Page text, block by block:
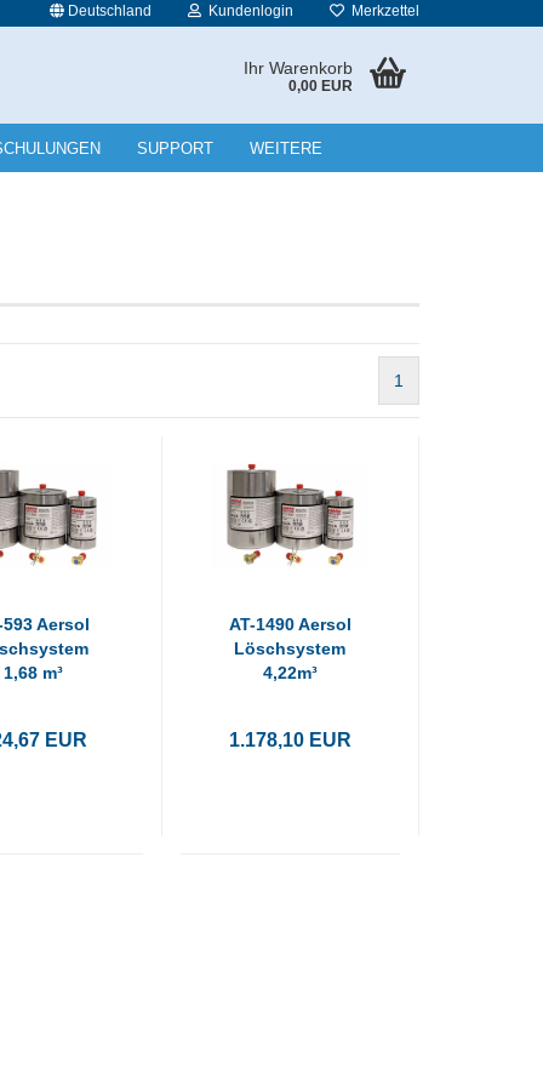
Deutschland Kundenlogin Merkzettel
Ihr Warenkorb
0,00 EUR
SUPPORT WEITERE
1
593 Aersol
1,68 m³
EUR
AT-1490 Aersol
Löschsystem
4,22m³
1.178,10 EUR